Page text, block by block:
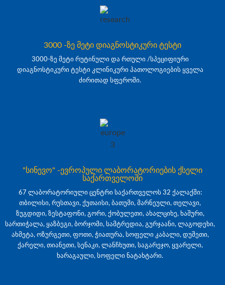
3000 -ზე მეტი დიაგნოსტიკური ტესტი
3000-ზე მეტი რუტინული და რთული /სპეციფიური
დიაგნოსტიკური ტესტი კლინიკური პათოლოგიების ყველა
ძირითად სფეროში.
"სინევო" -ევროპული ლაბორატორიების ქსელი
საქართველოში
67 ლაბორატორიული ცენტრი საქართველოს 32 ქალაქში:
თბილისი, რუსთავი, ქუთაისი, ბათუმი, მარნეული, თელავი,
ზუგდიდი, ზესტაფონი, გორი, ქობულეთი, ახალციხე, ხაშური,
სართიჭალა, ყაზბეგი, ბორჯომი, სამტრედია, გურჯაანი, ლაგოდეხი,
ახმეტა, ოზურგეთი, ფოთი, ჭიათურა, სოფელი კაბალი, დუშეთი,
ქარელი, თიანეთი, სენაკი, ლანჩხუთი, საგარეჯო, ყვარელი,
ხარაგაული, სოფელი ნატახტარი.